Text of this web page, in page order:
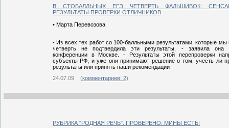
В СТОБАЛЛЬНЫХ ЕГЭ ЧЕТВЕРТЬ ФАЛЬШИВОК:
РЕЗУЛЬТАТЫ ПРОВЕРКИ ОТЛИЧНИКОВ
• Марта Перевозова
- Из всех тех работ со 100-балльными результатами, которые мы
четверть не подтвердила эти результаты, - заявила она
конференции в Москве. - Результаты этой перепроверки
субъекты РФ, и уже они принимают решение о том, учесть ли
результаты или принять наши рекомендации
24.07.09 (комментариев: 2)
РУБРИКА "РОДНАЯ РЕЧЬ". ПРОВЕРЕНО: МИНЫ ЕСТЬ!